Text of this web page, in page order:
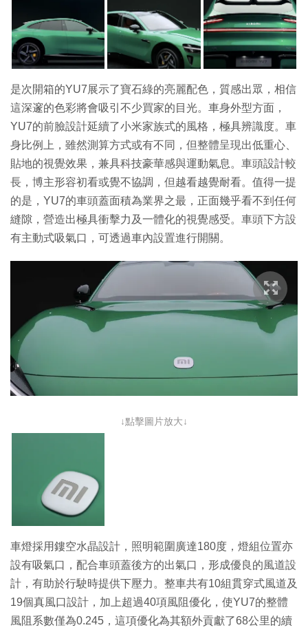
是次開箱的YU7展示了寶石綠的亮麗配色，質感出眾，相信
這深邃的色彩將會吸引不少買家的目光。車身外型方面，
YU7的前臉設計延續了小米家族式的風格，極具辨識度。車
身比例上，雖然測算方式或有不同，但整體呈現出低重心、
貼地的視覺效果，兼具科技豪華感與運動氣息。車頭設計較
長，博主形容初看或覺不協調，但越看越覺耐看。值得一提
的是，YU7的車頭蓋面積為業界之最，正面幾乎看不到任何
縫隙，營造出極具衝擊力及一體化的視覺感受。車頭下方設
有主動式吸氣口，可透過車內設置進行開關。
↓點擊圖片放大↓
車燈採用鏤空水晶設計，照明範圍廣達180度，燈組位置亦
設有吸氣口，配合車頭蓋後方的出氣口，形成優良的風道設
計，有助於行駛時提供下壓力。整車共有10組貫穿式風道及
19個真風口設計，加上超過40項風阻優化，使YU7的整體
風阻系數僅為0.245，這項優化為其額外貢獻了68公里的續